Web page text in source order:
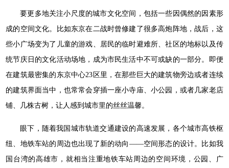
要更多地关注小尺度的城市文化空间，包括一些因偶然的因素形
成的空间文化。比如东京在二战时曾修建了很多高炮阵地，战后，这
些小广场变为了儿童的游戏、居民的临时避难所、社区的地标以及传
统节庆日的文化活动场地，成为市民生活中不可或缺的一部分。即便
在建筑最密集的东京中心23区里，在那些巨大的建筑物旁边或者连续
的建筑界面当中，也常常会穿插一座小寺庙、小公园，或者几家老店
铺、几株古树，让人感到城市里的丝丝温馨。
眼下，随着我国城市轨道交通建设的高速发展，各个城市高铁枢
纽、地铁车站的周边也出现了新的动向——空间形态的设计。比如我
国台湾的高雄市，就相当注重地铁车站周边的空间环境，公园、广